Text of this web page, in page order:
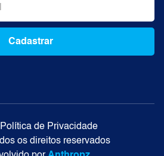
Cadastrar
de Privacidade
os direitos reservados